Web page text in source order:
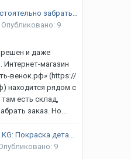
Можно ли самостоятельно забрать венок?
Опубликовано: 9
и даже
Интернет-магазин
венок.рф» (https://
находится рядом с
есть склад,
заказ. Но...
AVTOMALYARKA.KG: Покраска деталей, ремонт бамперов, рихтовка и полировка в Бишкеке | Гарантия 12 месяцев! Курманжан Датка (Алма-Атинская) / Объездная
9